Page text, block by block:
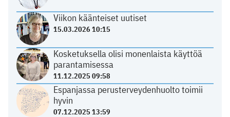
Viikon käänteiset uutiset
15.03.2026 10:15
Kosketuksella olisi monenlaista käyttöä
parantamisessa
11.12.2025 09:58
Espanjassa perusterveydenhuolto toimii
hyvin
07.12.2025 13:59